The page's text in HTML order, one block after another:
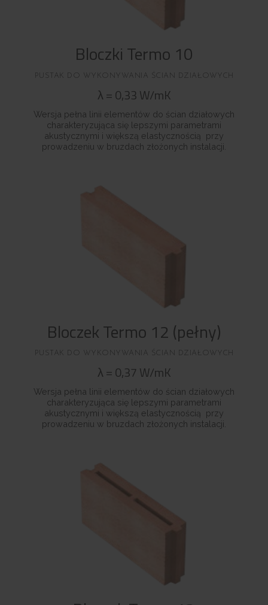
Bloczki Termo 10
PUSTAK DO WYKONYWANIA ŚCIAN DZIAŁOWYCH
λ=0,33W/mK
Wersja pełna linii elementów do ścian działowych
charakteryzująca się lepszymi parametrami
akustycznymi i większą elastycznością przy
prowadzeniu w bruzdach złożonych instalacji.
Bloczek Termo 12 (pełny)
PUSTAK DO WYKONYWANIA ŚCIAN DZIAŁOWYCH
λ=0,37 W/mK
Wersja pełna linii elementów do ścian działowych
charakteryzująca się lepszymi parametrami
akustycznymi i większą elastycznością przy
prowadzeniu w bruzdach złożonych instalacji.